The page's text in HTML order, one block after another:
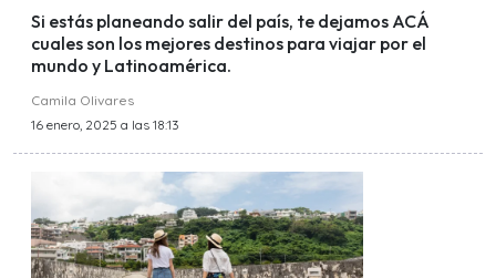
Si estás planeando salir del país, te dejamos ACÁ
cuales son los mejores destinos para viajar por el
mundo y Latinoamérica.
Camila Olivares
16 enero, 2025 a las 18:13